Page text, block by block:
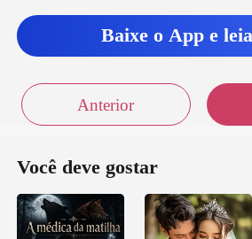
Baixe o App e
Anterior
Você deve gostar